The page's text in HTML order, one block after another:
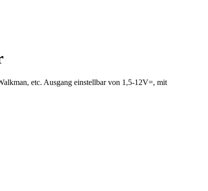
etc. Ausgang einstellbar von 1,5-12V=, mit